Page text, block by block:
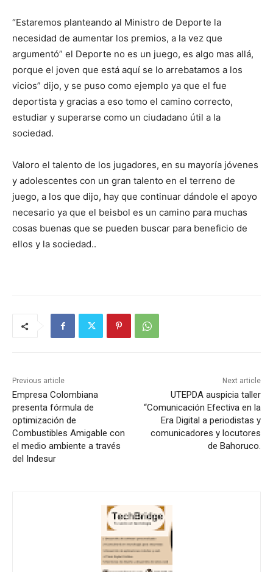
“Estaremos planteando al Ministro de Deporte la
necesidad de aumentar los premios, a la vez que
argumentó” el Deporte no es un juego, es algo mas allá,
porque el joven que está aquí se lo arrebatamos a los
vicios” dijo, y se puso como ejemplo ya que el fue
deportista y gracias a eso tomo el camino correcto,
estudiar y superarse como un ciudadano útil a la
sociedad.
Valoro el talento de los jugadores, en su mayoría jóvenes
y adolescentes con un gran talento en el terreno de
juego, a los que dijo, hay que continuar dándole el apoyo
necesario ya que el beisbol es un camino para muchas
cosas buenas que se pueden buscar para beneficio de
ellos y la sociedad..
Previous article
Empresa Colombiana
presenta fórmula de
optimización de
Combustibles Amigable con
el medio ambiente a través
del Indesur
Next article
UTEPDA auspicia taller
“Comunicación Efectiva en la
Era Digital a periodistas y
comunicadores y locutores
de Bahoruco.